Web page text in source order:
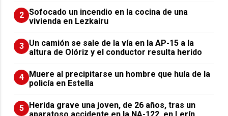
2 Sofocado un incendio en la cocina de una
vivienda en Lezkairu
3 Un camión se sale de la vía en la AP-15 a la
altura de Olóriz y el conductor resulta herido
4 Muere al precipitarse un hombre que huía de la
policía en Estella
5 Herida grave una joven, de 26 años, tras un
aparatoso accidente en la NA-122, en Lerín